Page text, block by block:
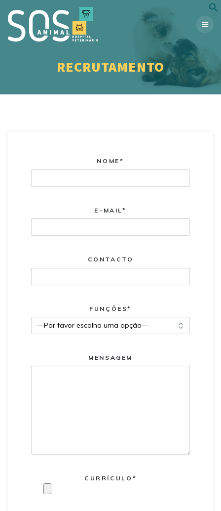
RECRUTAMENTO
NOME*
E-MAIL*
CONTACTO
FUNÇÕES*
MENSAGEM
CURRÍCULO*